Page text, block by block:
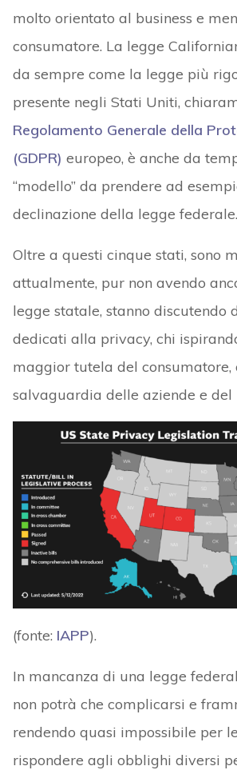
molto orientato al business e
consumatore. La legge
da sempre come la legge più
presente negli Stati Uniti,
Regolamento Generale della
(GDPR) europeo, è anche da
“modello” da prendere ad
declinazione della legge federale.
Oltre a questi cinque stati, sono
attualmente, pur non avendo
legge statale, stanno discutendo
dedicati alla privacy, chi
maggior tutela del consumatore,
salvaguardia delle aziende e del
(fonte: IAPP).
In mancanza di una legge
non potrà che complicarsi e
rendendo quasi impossibile per
rispondere agli obblighi diversi